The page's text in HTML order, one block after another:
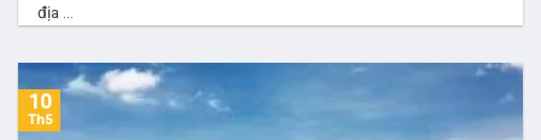
địa ...
10
Th5